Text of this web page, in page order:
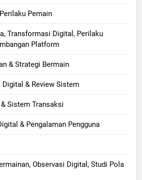
Pemain
Transformasi Digital, Perilaku
Platform
& Strategi Bermain
& Review Sistem
Sistem Transaksi
& Pengalaman Pengguna
Observasi Digital, Studi Pola